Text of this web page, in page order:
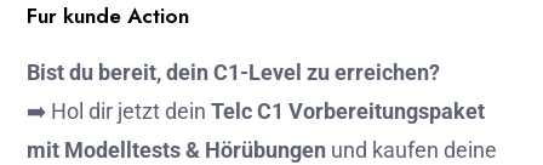
Fur kunde Action
Bist du bereit, dein C1-Level zu erreichen?
➡️ Hol dir jetzt dein Telc C1 Vorbereitungspaket
mit Modelltests & Hörübungen und kaufen deine